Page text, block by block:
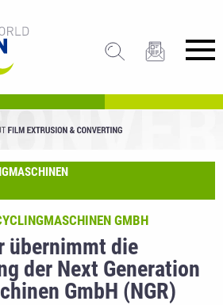
übernimmt die
der Next Generation
GmbH (NGR)
GMBH